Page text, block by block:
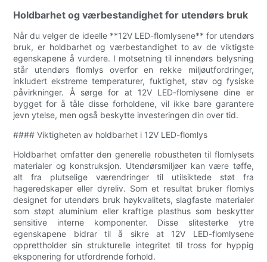
Holdbarhet og værbestandighet for utendørs bruk
Når du velger de ideelle **12V LED-flomlysene** for utendørs
bruk, er holdbarhet og værbestandighet to av de viktigste
egenskapene å vurdere. I motsetning til innendørs belysning
står utendørs flomlys overfor en rekke miljøutfordringer,
inkludert ekstreme temperaturer, fuktighet, støv og fysiske
påvirkninger. Å sørge for at 12V LED-flomlysene dine er
bygget for å tåle disse forholdene, vil ikke bare garantere
jevn ytelse, men også beskytte investeringen din over tid.
#### Viktigheten av holdbarhet i 12V LED-flomlys
Holdbarhet omfatter den generelle robustheten til flomlysets
materialer og konstruksjon. Utendørsmiljøer kan være tøffe,
alt fra plutselige værendringer til utilsiktede støt fra
hageredskaper eller dyreliv. Som et resultat bruker flomlys
designet for utendørs bruk høykvalitets, slagfaste materialer
som støpt aluminium eller kraftige plasthus som beskytter
sensitive interne komponenter. Disse slitesterke ytre
egenskapene bidrar til å sikre at 12V LED-flomlysene
opprettholder sin strukturelle integritet til tross for hyppig
eksponering for utfordrende forhold.